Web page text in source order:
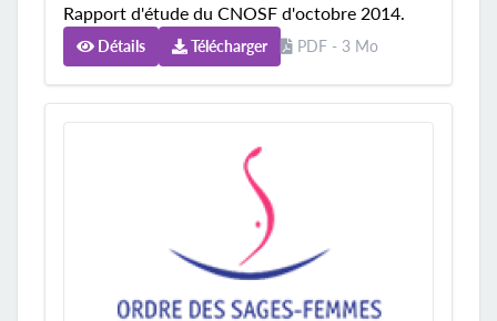
Rapport d'étude du CNOSF d'octobre 2014.
Détails Télécharger PDF - 3 Mo